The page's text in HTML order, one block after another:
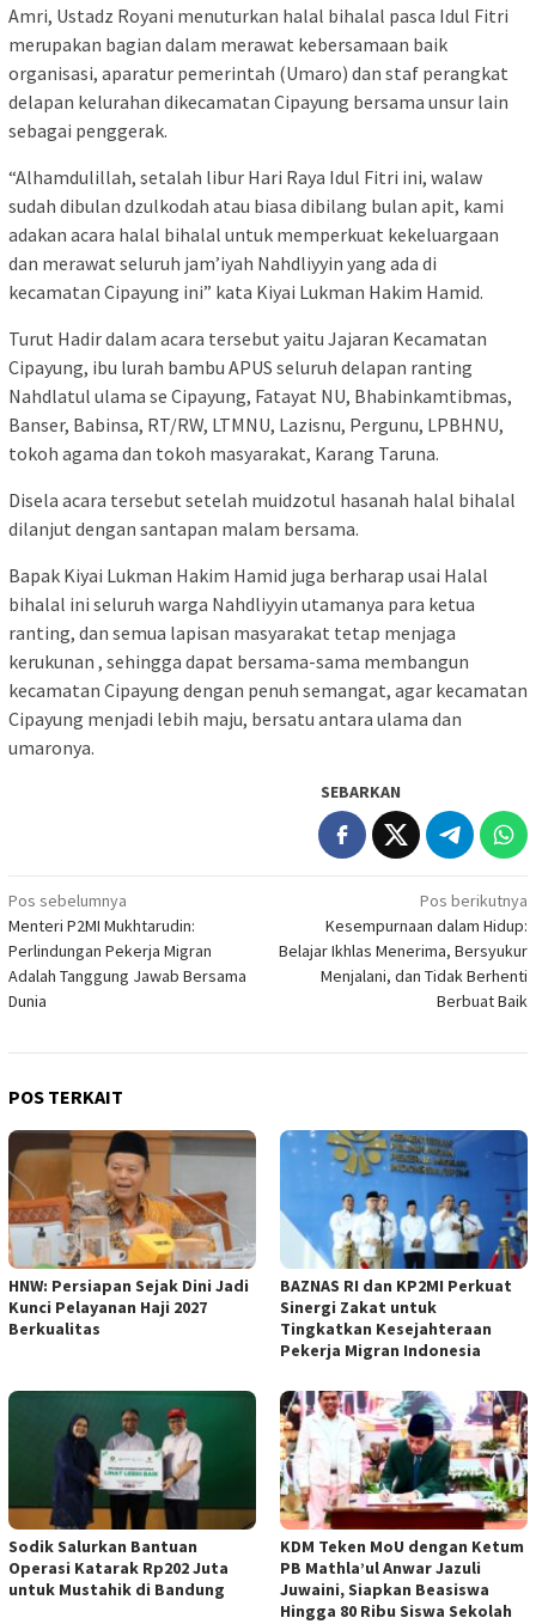
Amri, Ustadz Royani menuturkan halal bihalal pasca Idul Fitri
merupakan bagian dalam merawat kebersamaan baik
organisasi, aparatur pemerintah (Umaro) dan staf perangkat
delapan kelurahan dikecamatan Cipayung bersama unsur lain
sebagai penggerak.
“Alhamdulillah, setalah libur Hari Raya Idul Fitri ini, walaw
sudah dibulan dzulkodah atau biasa dibilang bulan apit, kami
adakan acara halal bihalal untuk memperkuat kekeluargaan
dan merawat seluruh jam’iyah Nahdliyyin yang ada di
kecamatan Cipayung ini” kata Kiyai Lukman Hakim Hamid.
Turut Hadir dalam acara tersebut yaitu Jajaran Kecamatan
Cipayung, ibu lurah bambu APUS seluruh delapan ranting
Nahdlatul ulama se Cipayung, Fatayat NU, Bhabinkamtibmas,
Banser, Babinsa, RT/RW, LTMNU, Lazisnu, Pergunu, LPBHNU,
tokoh agama dan tokoh masyarakat, Karang Taruna.
Disela acara tersebut setelah muidzotul hasanah halal bihalal
dilanjut dengan santapan malam bersama.
Bapak Kiyai Lukman Hakim Hamid juga berharap usai Halal
bihalal ini seluruh warga Nahdliyyin utamanya para ketua
ranting, dan semua lapisan masyarakat tetap menjaga
kerukunan , sehingga dapat bersama-sama membangun
kecamatan Cipayung dengan penuh semangat, agar kecamatan
Cipayung menjadi lebih maju, bersatu antara ulama dan
umaronya.
SEBARKAN
Navigasi
pos
Pos sebelumnya
Menteri P2MI Mukhtarudin:
Perlindungan Pekerja Migran
Adalah Tanggung Jawab Bersama
Dunia
Pos berikutnya
Kesempurnaan dalam Hidup:
Belajar Ikhlas Menerima, Bersyukur
Menjalani, dan Tidak Berhenti
Berbuat Baik
POS TERKAIT
HNW: Persiapan Sejak Dini Jadi
Kunci Pelayanan Haji 2027
Berkualitas
BAZNAS RI dan KP2MI Perkuat
Sinergi Zakat untuk
Tingkatkan Kesejahteraan
Pekerja Migran Indonesia
Sodik Salurkan Bantuan
Operasi Katarak Rp202 Juta
untuk Mustahik di Bandung
KDM Teken MoU dengan Ketum
PB Mathla’ul Anwar Jazuli
Juwaini, Siapkan Beasiswa
Hingga 80 Ribu Siswa Sekolah